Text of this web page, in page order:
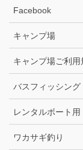
Facebook
キャンプ場
キャンプ場ご利用
バスフィッシング
レンタルボート
ワカサギ釣り